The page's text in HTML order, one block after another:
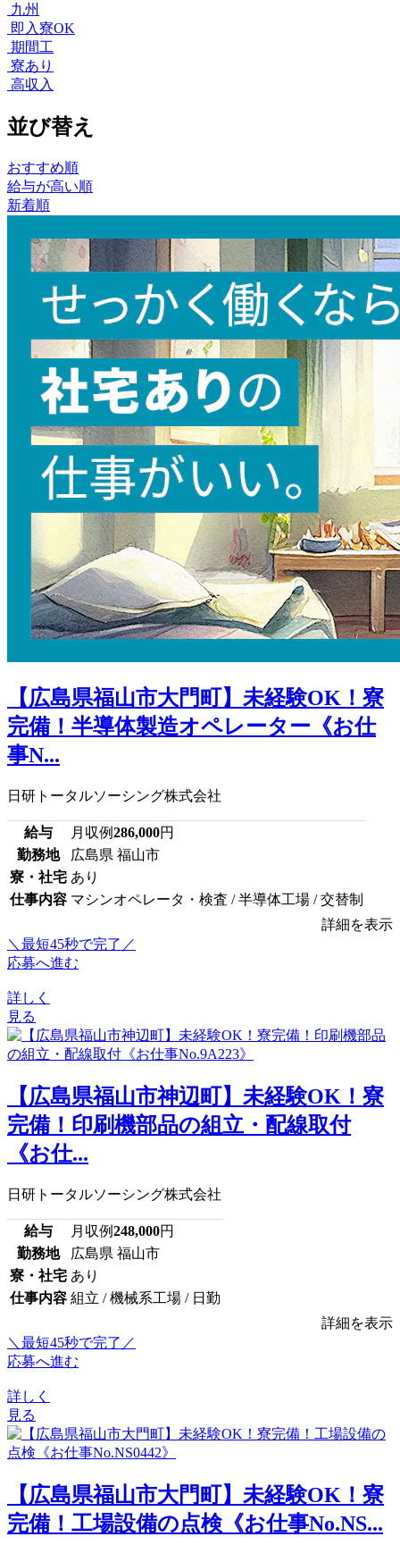
九州
即入寮OK
期間工
寮あり
高収入
並び替え
おすすめ順
給与が高い順
新着順
【広島県福山市大門町】未経験OK！寮
完備！半導体製造オペレーター《お仕
事N...
日研トータルソーシング株式会社
給与 月収例286,000円
勤務地
広島県 福山市
寮・社宅 あり
仕事内容 マシンオペレータ・検査 / 半導体工場 / 交替制
詳細を表示
＼最短45秒で完了／
応募へ進む
詳しく
見る
【広島県福山市神辺町】未経験OK！寮
完備！印刷機部品の組立・配線取付
《お仕...
日研トータルソーシング株式会社
給与 月収例248,000円
勤務地
広島県 福山市
寮・社宅 あり
仕事内容 組立 / 機械系工場 / 日勤
詳細を表示
＼最短45秒で完了／
応募へ進む
詳しく
見る
【広島県福山市大門町】未経験OK！寮
完備！工場設備の点検《お仕事No.NS...